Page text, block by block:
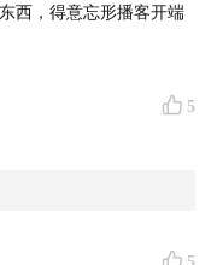
西，得意忘形播客开端
5
5